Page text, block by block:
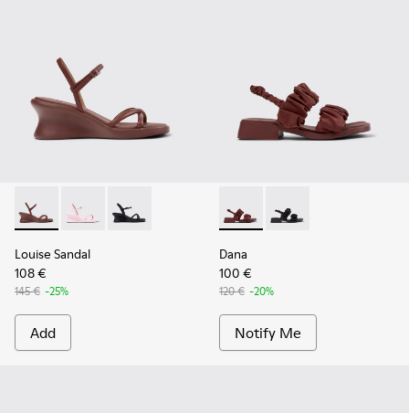
Louise Sandal - K201916-002 - Burgundy Leather Sandals
Louise Sandal - K201916-003
Louise Sandal - K201916-001
Louise Sandal
108 €
145 € -25%
Add
Dana - K201894-003 -
Dana - K201894-001
Dana
100 €
120 € -20%
Notify Me